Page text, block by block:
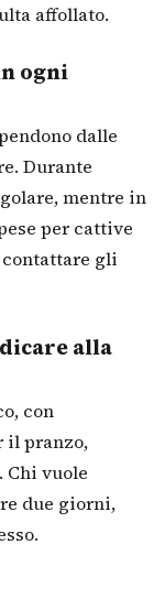
affollato.
ogni
dalle
Durante
mentre in
per cattive
gli
alla
con
il pranzo,
vuole
due giorni,